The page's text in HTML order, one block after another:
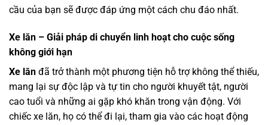
cầu của bạn sẽ được đáp ứng một cách chu đáo nhất.
Xe lăn – Giải pháp di chuyển linh hoạt cho cuộc sống
không giới hạn
Xe lăn đã trở thành một phương tiện hỗ trợ không thể thiếu,
mang lại sự độc lập và tự tin cho người khuyết tật, người
cao tuổi và những ai gặp khó khăn trong vận động. Với
chiếc xe lăn, họ có thể đi lại, tham gia vào các hoạt động